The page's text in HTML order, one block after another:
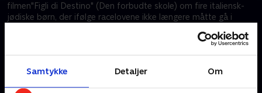
Samtykke Detaljer Om
filmen"Figli di Destino" (Den forbudte skole) om fire italiensk-
jødiske børn, der ifølge racelovene ikke længere måtte gå i
mennesker, at de fra den ene dag til den anden skulle opdage,
Kræver tilkøb